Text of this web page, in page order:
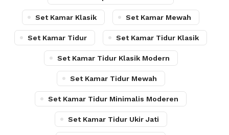
Set Kamar Klasik Set Kamar Mewah
Set Kamar Tidur Set Kamar Tidur Klasik
Set Kamar Tidur Klasik Modern
Set Kamar Tidur Mewah
Set Kamar Tidur Minimalis Moderen
Set Kamar Tidur Ukir Jati